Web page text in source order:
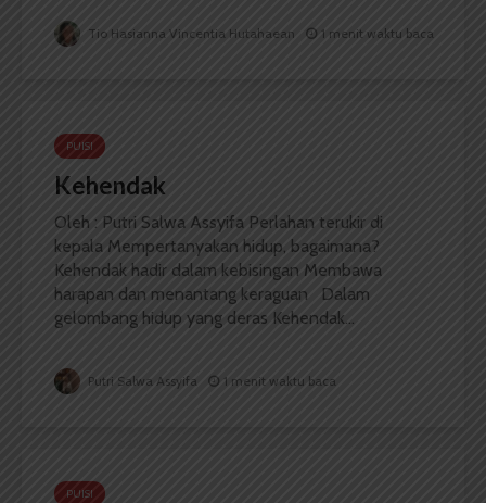
Tio Hasianna Vincentia Hutahaean 1 menit waktu baca
PUISI
Kehendak
Oleh : Putri Salwa Assyifa Perlahan terukir di
kepala Mempertanyakan hidup, bagaimana?
Kehendak hadir dalam kebisingan Membawa
harapan dan menantang keraguan Dalam
gelombang hidup yang deras Kehendak...
Putri Salwa Assyifa 1 menit waktu baca
PUISI